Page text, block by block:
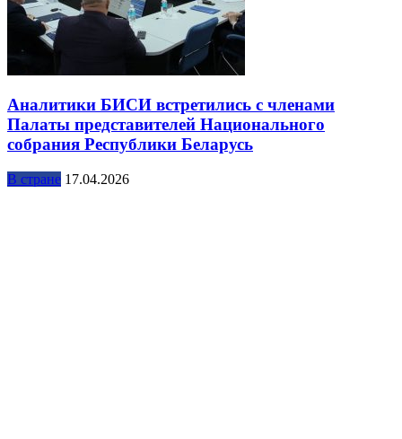
Аналитики БИСИ встретились с членами
Палаты представителей Национального
собрания Республики Беларусь
В стране 17.04.2026